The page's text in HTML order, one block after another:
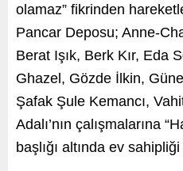
olamaz” fikrinden
Pancar Deposu; Anne-
Berat Işık, Berk Kır, Eda
Ghazel, Gözde İlkin,
Şafak Şule Kemancı,
Adalı’nın çalışmalarına
başlığı altında ev sahipliği